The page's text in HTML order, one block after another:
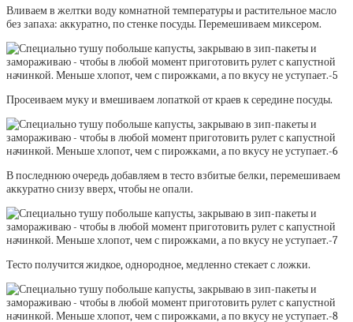
Вливаем в желтки воду комнатной температуры и растительное масло
без запаха: аккуратно, по стенке посуды. Перемешиваем миксером.
Просеиваем муку и вмешиваем лопаткой от краев к середине посуды.
В последнюю очередь добавляем в тесто взбитые белки, перемешиваем
аккуратно снизу вверх, чтобы не опали.
Тесто получится жидкое, однородное, медленно стекает с ложки.